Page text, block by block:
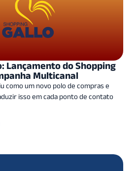
Lançamento do Shopping
Multicanal
como um novo polo de compras e
isso em cada ponto de contato